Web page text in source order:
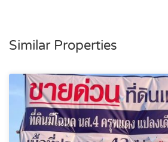
Similar Properties